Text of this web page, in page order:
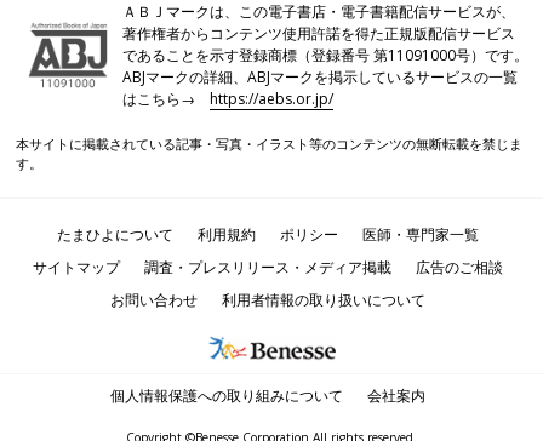
ＡＢＪマークは、この電子書店・電子書籍配信サービスが、
著作権者からコンテンツ使用許諾を得た正規版配信サービス
であることを示す登録商標（登録番号 第11091000号）です。
ABJマークの詳細、ABJマークを掲示しているサービスの一覧
はこちら→https://aebs.or.jp/
本サイトに掲載されている記事・写真・イラスト等のコンテンツの無断転載を禁じま
す。
たまひよについて 利用規約 ポリシー
医師・専門家一覧
サイトマップ
調査・プレスリリース・メディア掲載
広告のご相談
お問い合わせ
利用者情報の取り扱いについて
個人情報保護への取り組みについて 会社案内